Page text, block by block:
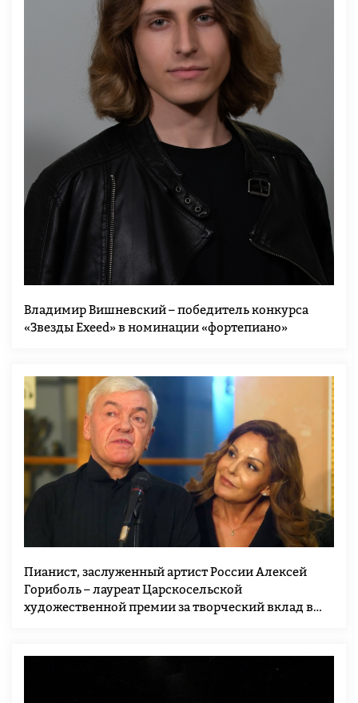
Владимир Вишневский – победитель конкурса
«Звезды Exeed» в номинации «фортепиано»
Пианист, заслуженный артист России Алексей
Гориболь – лауреат Царскосельской
художественной премии за творческий вклад в
сторону Выборга» (проводится с 2008 года) и